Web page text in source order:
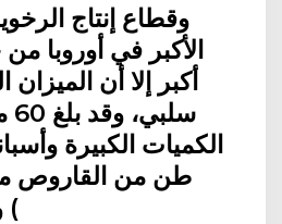
وقطاع إنتاج
الأكبر في أوروبا من
أكبر إلا أن الميزان
والمملكة المتحدة (